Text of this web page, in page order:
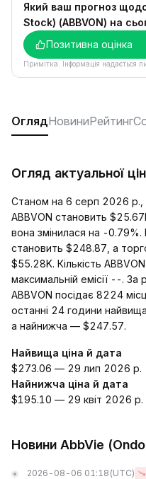
Який ваш прогноз
Stock) (ABBVON) на
Позитивна оцінка
Примітка. Інформація надається
ОглядНовиниРейтинг
Огляд актуальної
Станом на 6 серп 2026 р.,
ABBVON становить
вона змінилася на -0.79%.
становить $248.87, а
$55.28K. Кількість
максимальній емісії --. За
ABBVON посідає 8224
останні 24 години
а найнижча — $247.57.
Найвища ціна й дата
$273.06 — 29 лип 2026 р.
Найнижча ціна й дата
$195.10 — 29 квіт 2026 р.
Новини AbbVie
2026-08-06 01:18 (UTC)